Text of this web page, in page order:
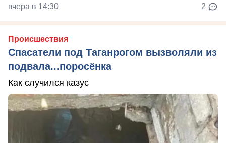
вчера в 14:30 2
Происшествия
Спасатели под Таганрогом вызволяли из
подвала...поросёнка
Как случился казус